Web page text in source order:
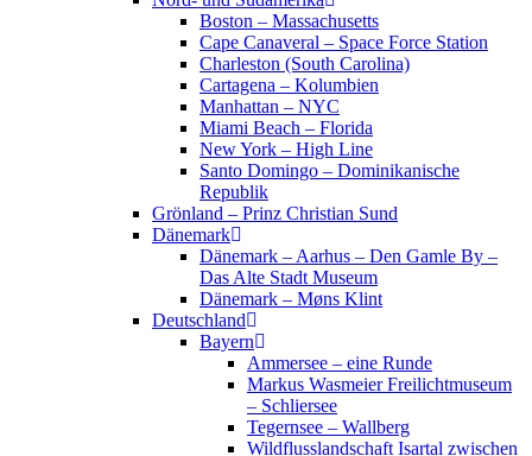
Boston – Massachusetts
Cape Canaveral – Space Force Station
Charleston (South Carolina)
Cartagena – Kolumbien
Manhattan – NYC
Miami Beach – Florida
New York – High Line
Santo Domingo – Dominikanische
Republik
Grönland – Prinz Christian Sund
Dänemark
Dänemark – Aarhus – Den Gamle By –
Das Alte Stadt Museum
Dänemark – Møns Klint
Deutschland
Bayern
Ammersee – eine Runde
Markus Wasmeier Freilichtmuseum
– Schliersee
Tegernsee – Wallberg
Wildflusslandschaft Isartal zwischen